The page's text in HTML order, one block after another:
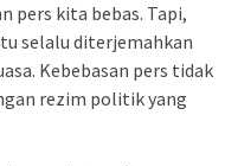
pers kita bebas. Tapi,
selalu diterjemahkan
Kebebasan pers tidak
rezim politik yang